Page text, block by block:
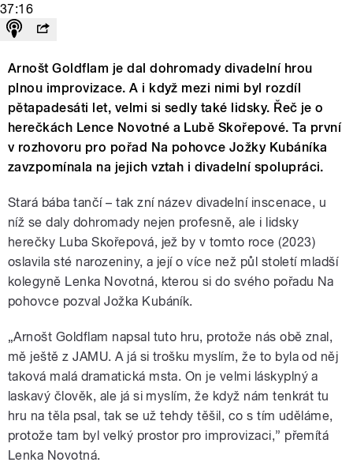
37:16
Arnošt Goldflam je dal dohromady divadelní hrou
plnou improvizace. A i když mezi nimi byl rozdíl
pětapadesáti let, velmi si sedly také lidsky. Řeč je o
herečkách Lence Novotné a Lubě Skořepové. Ta první
v rozhovoru pro pořad Na pohovce Jožky Kubáníka
zavzpomínala na jejich vztah i divadelní spolupráci.
Stará bába tančí – tak zní název divadelní inscenace, u
níž se daly dohromady nejen profesně, ale i lidsky
herečky Luba Skořepová, jež by v tomto roce (2023)
oslavila sté narozeniny, a její o více než půl století mladší
kolegyně Lenka Novotná, kterou si do svého pořadu Na
pohovce pozval Jožka Kubáník.
„Arnošt Goldflam napsal tuto hru, protože nás obě znal,
mě ještě z JAMU. A já si trošku myslím, že to byla od něj
taková malá dramatická msta. On je velmi láskyplný a
laskavý člověk, ale já si myslím, že když nám tenkrát tu
hru na těla psal, tak se už tehdy těšil, co s tím uděláme,
protože tam byl velký prostor pro improvizaci,” přemítá
Lenka Novotná.